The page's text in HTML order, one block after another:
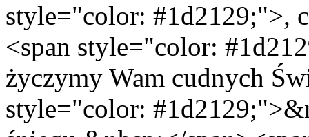
style="color: #1d2129;">,
<span style="color:
życzymy Wam cudnych
style="color: